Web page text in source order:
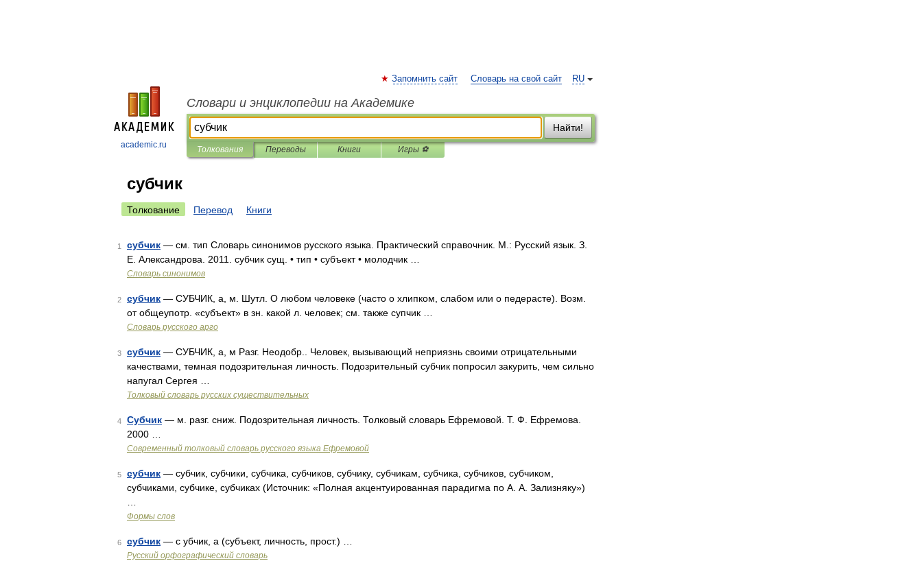
academic.ru
RU
Запомнить сайт Словарь на свой сайт
Словари и энциклопедии на Академике
Найти!
Толкования Переводы Книги Игры ⚽
субчик
Толкование Перевод Книги
1 субчик — см. тип Словарь синонимов русского языка. Практический справочник. М.: Русский язык. З.
Е. Александрова. 2011. субчик сущ. • тип • субъект • молодчик …
Словарь синонимов
2 субчик — СУБЧИК, а, м. Шутл. О любом человеке (часто о хлипком, слабом или о педерасте). Возм.
от общеупотр. «субъект» в зн. какой л. человек; см. также супчик …
Словарь русского арго
3 субчик — СУБЧИК, а, м Разг. Неодобр.. Человек, вызывающий неприязнь своими отрицательными
качествами, темная подозрительная личность. Подозрительный субчик попросил закурить, чем сильно
напугал Сергея …
Толковый словарь русских существительных
4 Субчик — м. разг. сниж. Подозрительная личность. Толковый словарь Ефремовой. Т. Ф. Ефремова.
2000 …
Современный толковый словарь русского языка Ефремовой
5 субчик — субчик, субчики, субчика, субчиков, субчику, субчикам, субчика, субчиков, субчиком,
субчиками, субчике, субчиках (Источник: «Полная акцентуированная парадигма по А. А. Зализняку»)
Формы слов
6 субчик — с убчик, а (субъект, личность, прост.) …
Русский орфографический словарь